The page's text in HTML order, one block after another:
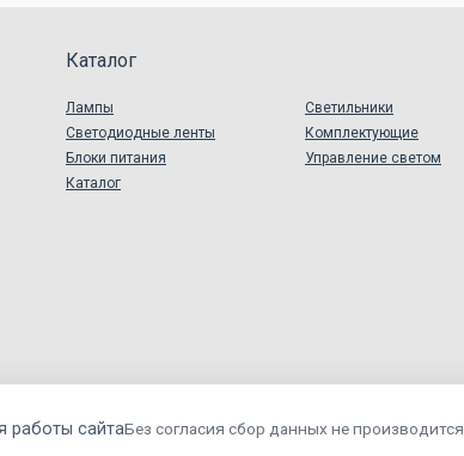
Каталог
Лампы
Светильники
Светодиодные ленты
Комплектующие
Блоки питания
Управление светом
Каталог
работы сайтаБез согласия сбор данных не производится.